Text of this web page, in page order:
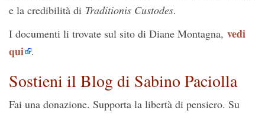
e la credibilità di Traditionis Custodes.
I documenti li trovate sul sito di Diane Montagna, vedi
qui .
Sostieni il Blog di Sabino Paciolla
Fai una donazione. Supporta la libertà di pensiero. Su